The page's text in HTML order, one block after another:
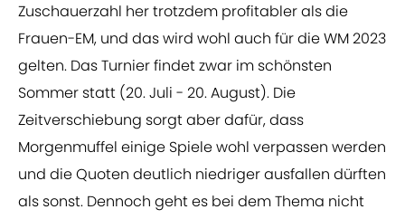
Zuschauerzahl her trotzdem profitabler als die
Frauen-EM, und das wird wohl auch für die WM 2023
gelten. Das Turnier findet zwar im schönsten
Sommer statt (20. Juli - 20. August). Die
Zeitverschiebung sorgt aber dafür, dass
Morgenmuffel einige Spiele wohl verpassen werden
und die Quoten deutlich niedriger ausfallen dürften
als sonst. Dennoch geht es bei dem Thema nicht